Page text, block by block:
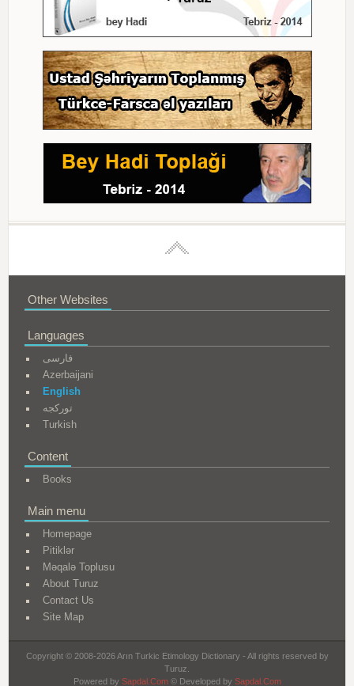
Other Websites
Languages
فارسی
Azerbaijani
English
تورکجه
Turkish
Content
Books
Main menu
Homepage
Pitiklər
Məqalə Toplusu
About Turuz
Contact Us
Site Map
Copyright © 2008-2026 Arın Turkic Etimology Dictionary - All rights reserved by
Turuz.
Powered by Sapdal.Com© Developed by Sapdal.Com